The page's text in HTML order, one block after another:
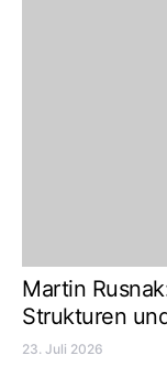
Martin
Strukturen
23. Juli 2026